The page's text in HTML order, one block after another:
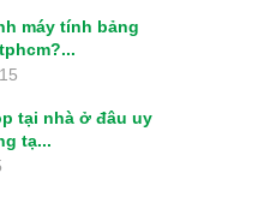
máy tính bảng
tại nhà ở đâu uy
tạ...